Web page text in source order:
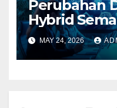
Perubahan
Hybrid
MAY 24, 2026